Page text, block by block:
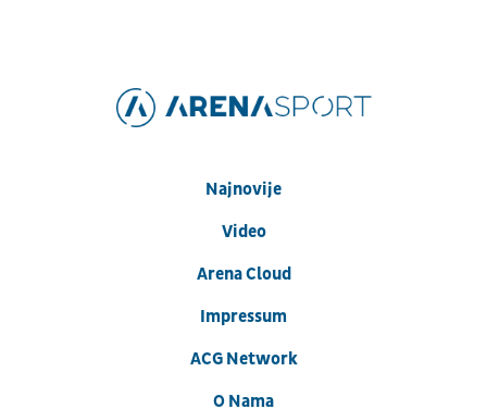
Najnovije
Video
Arena Cloud
Impressum
ACG Network
O Nama